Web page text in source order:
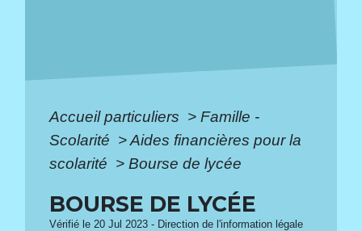
Accueil particuliers > Famille -
Scolarité >Aides financières pour la
scolarité > Bourse de lycée
BOURSE DE LYCÉE
Vérifié le 20 Jul 2023 - Direction de l'information légale